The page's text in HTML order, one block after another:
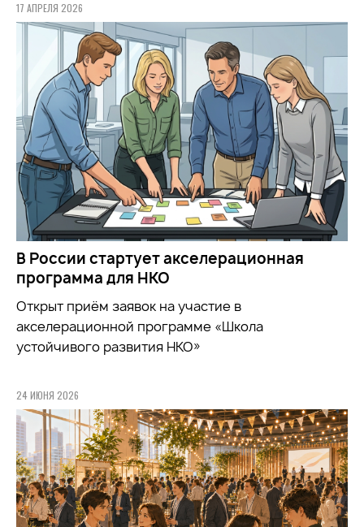
17 АПРЕЛЯ 2026
В России стартует акселерационная
программа для НКО
Открыт приём заявок на участие в
акселерационной программе «Школа
устойчивого развития НКО»
24 ИЮНЯ 2026